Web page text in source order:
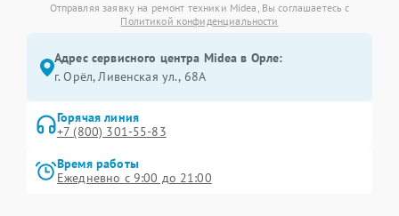
Отправляя заявку на ремонт техники Midea, Вы соглашаетесь с
Политикой конфиденциальности
Адрес сервисного центра Midea в Орле:
г. Орёл, Ливенская ул., 68А
Горячая линия
+7 (800) 301-55-83
Время работы
Ежедневно с 9:00 до 21:00